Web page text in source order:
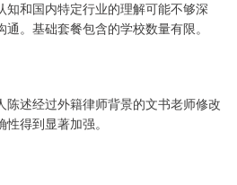
知和国内特定行业的理解可能不够深
。基础套餐包含的学校数量有限。
陈述经过外籍律师背景的文书老师修改
得到显著加强。